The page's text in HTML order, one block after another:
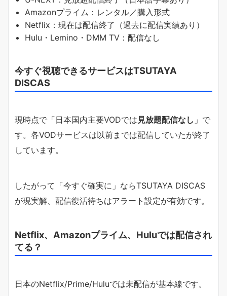
Amazonプライム：レンタル／購入形式
Netflix：現在は配信終了（過去に配信実績あり）
Hulu・Lemino・DMM TV：配信なし
今すぐ視聴できるサービスはTSUTAYA
DISCAS
現時点で「日本国内主要VODでは 見放題配信なし 」で
す。各VODサービスは以前までは配信していたが終了
しています。
したがって「今すぐ確実に」ならTSUTAYA DISCAS
が現実解、配信復活待ちはアラート設定が有効です。
Netflix、Amazonプライム、Huluでは配信され
てる？
日本のNetflix/Prime/Huluでは未配信が基本線です。